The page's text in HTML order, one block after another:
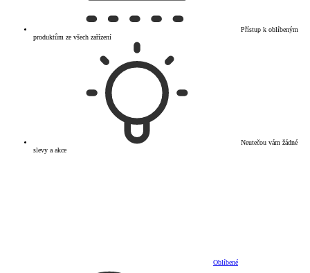
Přístup k oblíbeným
produktům ze všech zařízení
Neutečou vám žádné
slevy a akce
Oblíbené